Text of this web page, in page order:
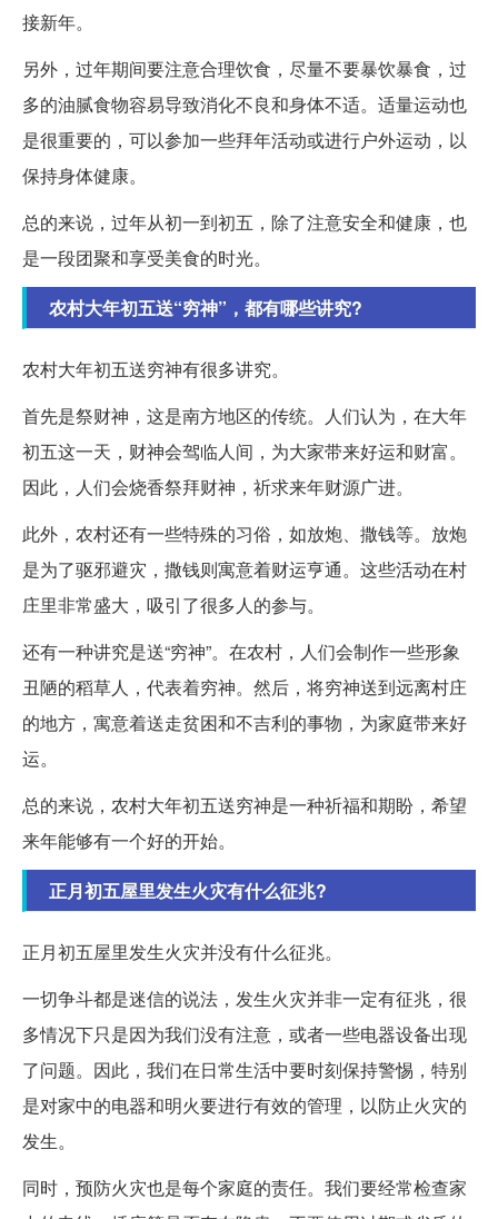
接新年。
另外，过年期间要注意合理饮食，尽量不要暴饮暴食，过
多的油腻食物容易导致消化不良和身体不适。适量运动也
是很重要的，可以参加一些拜年活动或进行户外运动，以
保持身体健康。
总的来说，过年从初一到初五，除了注意安全和健康，也
是一段团聚和享受美食的时光。
农村大年初五送“穷神”，都有哪些讲究?
农村大年初五送穷神有很多讲究。
首先是祭财神，这是南方地区的传统。人们认为，在大年
初五这一天，财神会驾临人间，为大家带来好运和财富。
因此，人们会烧香祭拜财神，祈求来年财源广进。
此外，农村还有一些特殊的习俗，如放炮、撒钱等。放炮
是为了驱邪避灾，撒钱则寓意着财运亨通。这些活动在村
庄里非常盛大，吸引了很多人的参与。
还有一种讲究是送“穷神”。在农村，人们会制作一些形象
丑陋的稻草人，代表着穷神。然后，将穷神送到远离村庄
的地方，寓意着送走贫困和不吉利的事物，为家庭带来好
运。
总的来说，农村大年初五送穷神是一种祈福和期盼，希望
来年能够有一个好的开始。
正月初五屋里发生火灾有什么征兆?
正月初五屋里发生火灾并没有什么征兆。
一切争斗都是迷信的说法，发生火灾并非一定有征兆，很
多情况下只是因为我们没有注意，或者一些电器设备出现
了问题。因此，我们在日常生活中要时刻保持警惕，特别
是对家中的电器和明火要进行有效的管理，以防止火灾的
发生。
同时，预防火灾也是每个家庭的责任。我们要经常检查家